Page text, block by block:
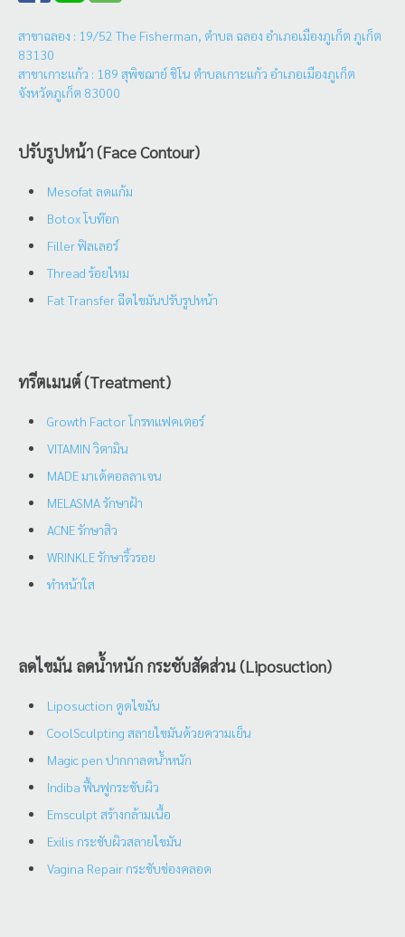
สาขาฉลอง : 19/52 The Fisherman, ตำบล ฉลอง อำเภอเมืองภูเก็ต ภูเก็ต
83130
สาขาเกาะแก้ว : 189 สุพิชฌาย์ ชิโน ตำบลเกาะแก้ว อำเภอเมืองภูเก็ต
จังหวัดภูเก็ต 83000
ปรับรูปหน้า (Face Contour)
Mesofat ลดแก้ม
Botox โบท๊อก
Filler ฟิลเลอร์
Thread ร้อยไหม
Fat Transfer ฉีดไขมันปรับรูปหน้า
ทรีตเมนต์ (Treatment)
Growth Factor โกรทแฟคเตอร์
VITAMIN วิตามิน
MADE มาเด้คอลลาเจน
MELASMA รักษาฝ้า
ACNE รักษาสิว
WRINKLE รักษาริ้วรอย
ทำหน้าใส
ลดไขมัน ลดน้ำหนัก กระชับสัดส่วน (Liposuction)
Liposuction ดูดไขมัน
CoolSculpting สลายไขมันด้วยความเย็น
Magic pen ปากกาลดน้ำหนัก
Indiba ฟื้นฟูกระชับผิว
Emsculpt สร้างกล้ามเนื้อ
Exilis กระชับผิวสลายไขมัน
Vagina Repair กระชับช่องคลอด